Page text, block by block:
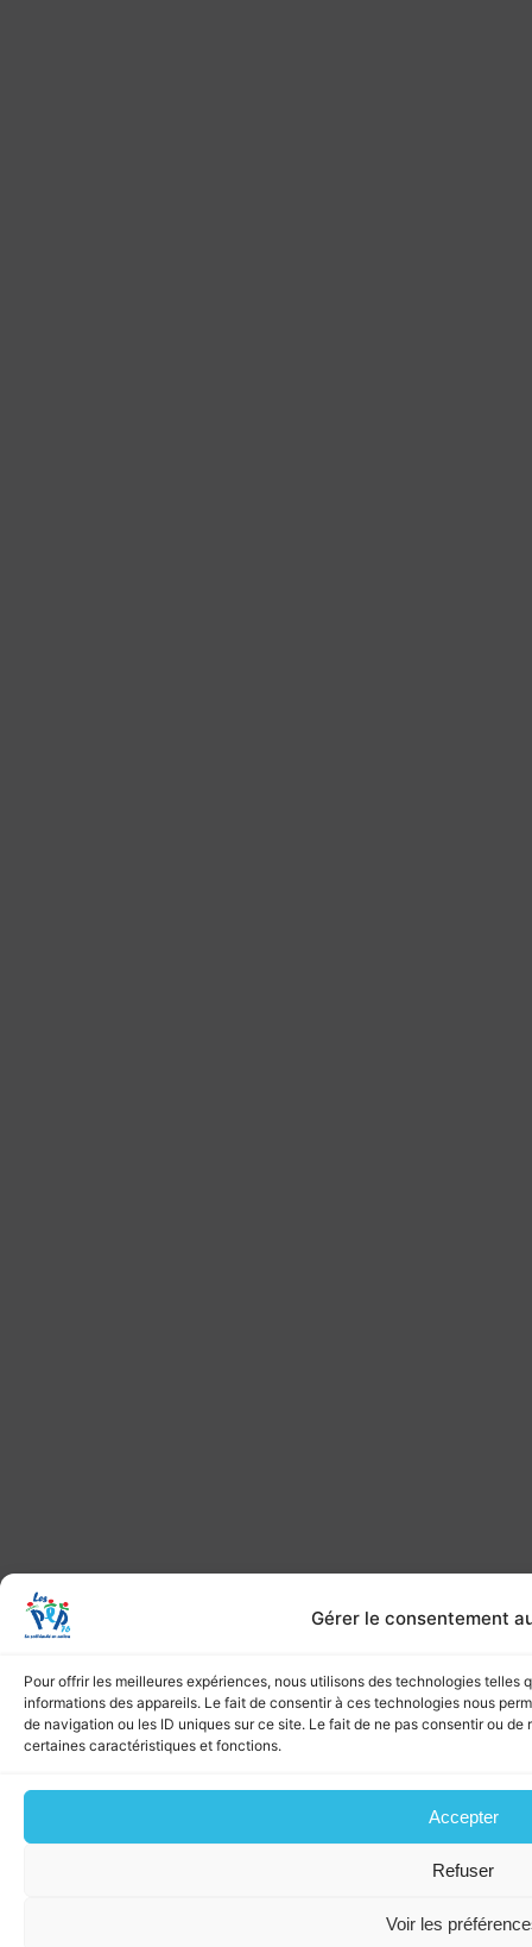
Gérer le consentement
Pour offrir les meilleures expériences, nous utilisons des technologies
informations des appareils. Le fait de consentir à ces technologies nous
de navigation ou les ID uniques sur ce site. Le fait de ne pas consentir ou
certaines caractéristiques et fonctions.
Accepter
Refuser
Voir les